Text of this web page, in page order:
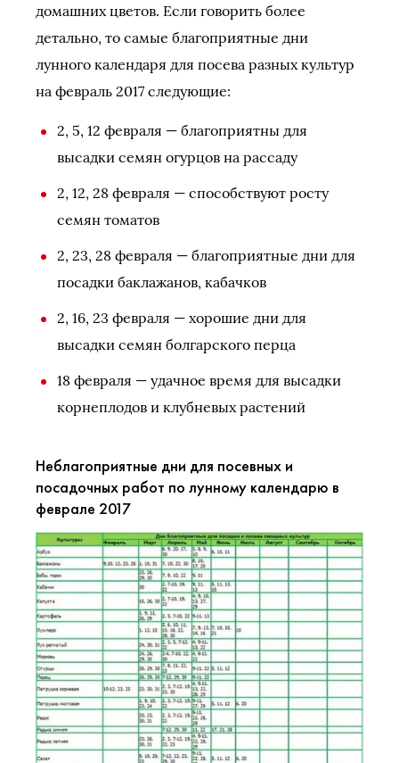
домашних цветов. Если говорить более
детально, то самые благоприятные дни
лунного календаря для посева разных культур
на февраль 2017 следующие:
2, 5, 12 февраля — благоприятны для
высадки семян огурцов на рассаду
2, 12, 28 февраля — способствуют росту
семян томатов
2, 23, 28 февраля — благоприятные дни для
посадки баклажанов, кабачков
2, 16, 23 февраля — хорошие дни для
высадки семян болгарского перца
18 февраля — удачное время для высадки
корнеплодов и клубневых растений
Неблагоприятные дни для посевных и
посадочных работ по лунному календарю в
феврале 2017